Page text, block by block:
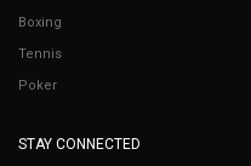
Boxing
Tennis
Poker
STAY CONNECTED